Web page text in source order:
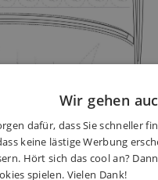
Wir gehen
dafür, dass Sie schneller
keine lästige Werbung
Hört sich das cool an?
spielen. Vielen Dank!